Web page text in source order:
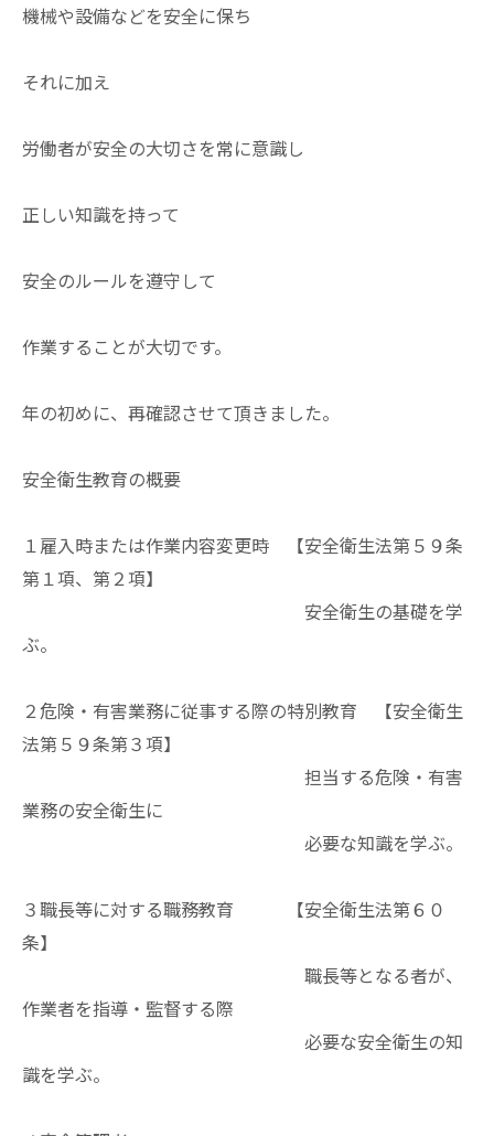
機械や設備などを安全に保ち
それに加え
労働者が安全の大切さを常に意識し
正しい知識を持って
安全のルールを遵守して
作業することが大切です。
年の初めに、再確認させて頂きました。
安全衛生教育の概要
１雇入時または作業内容変更時 【安全衛生法第５９条
第１項、第２項】
安全衛生の基礎を学
ぶ。
２危険・有害業務に従事する際の特別教育 【安全衛生
法第５９条第３項】
担当する危険・有害
業務の安全衛生に
必要な知識を学ぶ。
３職長等に対する職務教育 【安全衛生法第６０
条】
職長等となる者が、
作業者を指導・監督する際
必要な安全衛生の知
識を学ぶ。